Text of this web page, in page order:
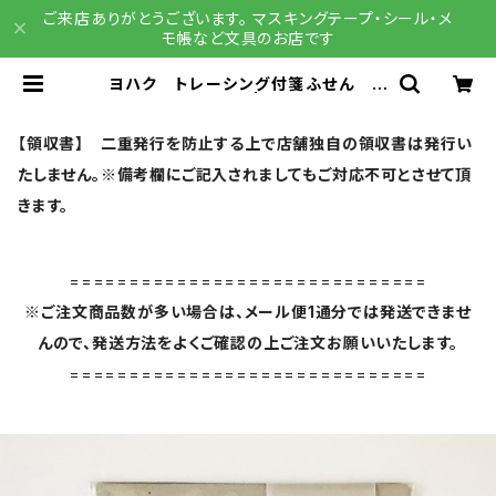
ご来店ありがとうございます。 マスキングテープ・シール・メ
モ帳など文具のお店です
ヨハク トレーシング付箋ふせん モ
【領収書】 二重発行を防止する上で店舗独自の領収書は発行い
たしません。※備考欄にご記入されましてもご対応不可とさせて頂
きます。
==============================
※ご注文商品数が多い場合は、メール便1通分では発送できませ
んので、発送方法をよくご確認の上ご注文お願いいたします。
==============================